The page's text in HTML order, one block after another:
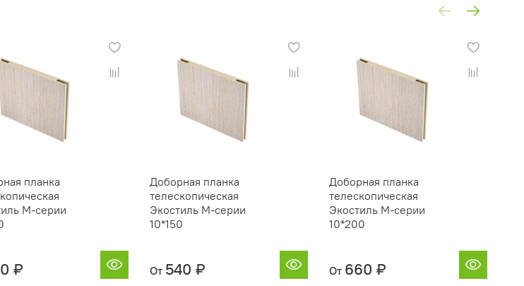
планка
М-серии
₽
Доборная планка
телескопическая
Экостиль М-серии
10*150
От 540 ₽
Доборная планка
телескопическая
Экостиль М-серии
10*200
От 660 ₽